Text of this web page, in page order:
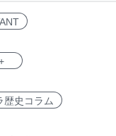
歴史コラム